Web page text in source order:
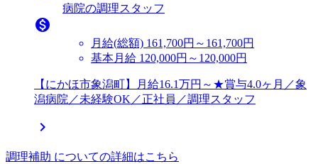
病院の調理スタッフ

月給(総額) 161,700円～161,700円
基本月給 120,000円～120,000円
【にかほ市象潟町】月給16.1万円～★賞与4.0ヶ月／象
潟病院／未経験OK／正社員／調理スタッフ

調理補助 についての詳細はこちら